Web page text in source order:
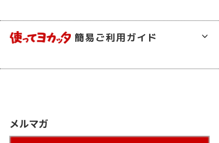
メルマガ